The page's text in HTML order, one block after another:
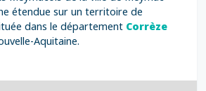
étendue sur un territoire de
dans le département Corrèze
Aquitaine.